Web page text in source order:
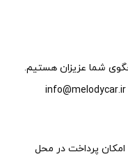
info@melodycar.ir
امکان پرداخت در محل